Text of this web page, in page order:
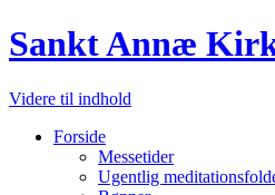
Sankt Annæ
Videre til indhold
Forside
Messetider
Ugentlig